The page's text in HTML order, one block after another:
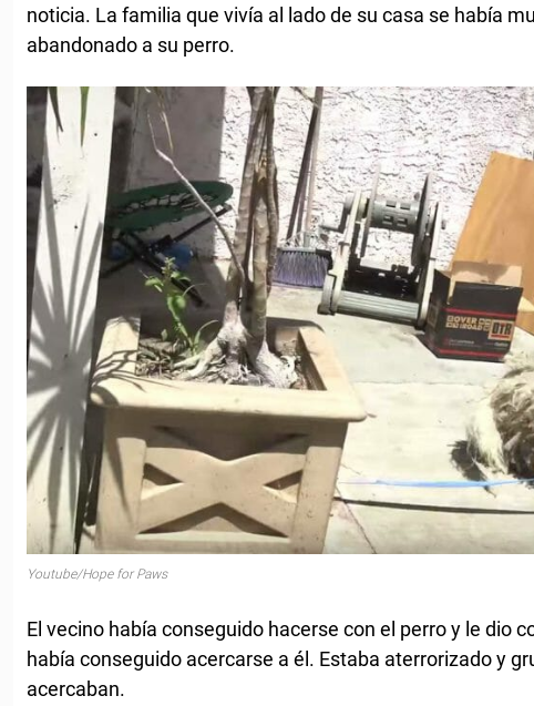
noticia. La familia que vivía al lado de su casa se había
abandonado a su perro.
Youtube/Hope for Paws
El vecino había conseguido hacerse con el perro y le dio
había conseguido acercarse a él. Estaba aterrorizado y
acercaban.